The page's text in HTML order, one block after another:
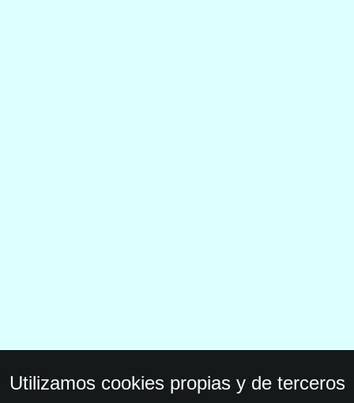
Utilizamos cookies propias y de terceros